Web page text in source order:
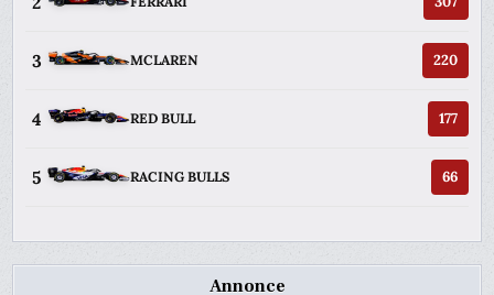
3 MCLAREN 220
4 RED BULL 177
5 RACING BULLS 66
Annonce